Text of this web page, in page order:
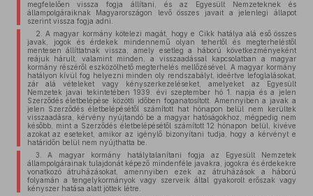
megfelelően vissza fogja állítani, és az Egyesült Nemzeteknek és
állampolgáraiknak Magyarországon levő összes javait a jelenlegi állapot
szerint vissza fogja adni.
2. A magyar kormány kötelezi magát, hogy e Cikk hatálya alá eső összes
javak, jogok és érdekek mindennemű olyan tehertől és megterheléstől
mentesen állíttatnak vissza, amely esetleg a háború következményeként
reájuk hárult, valamint minden, a visszaadással kapcsolatban a magyar
kormány részéről eszközölhető megterhelés mellőzésével. A magyar kormány
hatályon kívül fog helyezni minden oly rendszabályt, ideértve lefoglalásokat,
zár alá vételeket vagy kényszerkezeléseket, amelyeket az Egyesült
Nemzetek javai tekintetében 1939. évi szeptember hó 1. napja és a jelen
Szerződés életbelépése közötti időben foganatosított. Amennyiben a javak a
jelen Szerződés életbelépésétől számított hat hónapon belül nem kerültek
visszaadásra, kérvény nyújtandó be a magyar hatóságokhoz, mégpedig nem
később, mint a Szerződés életbelépésétől számított 12 hónapon belül, kivéve
azokat az eseteket, amikor az igénylő bizonyítani tudja, hogy a kérvényt e
határidőn belül nem nyújthatta be.
3. A magyar kormány hatálytalanítani fogja az Egyesült Nemzetek
állampolgárainak tulajdonát képező mindenféle javakra, jogokra és érdekekre
vonatkozó átruházásokat, amennyiben ezek az átruházások a háború
folyamán a tengelykormányok vagy szerveik által gyakorolt erőszak vagy
kényszer hatása alatt jöttek létre.